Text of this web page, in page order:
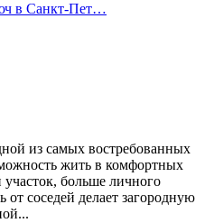
в Санкт-Пет…
из самых востребованных
жить в комфортных
больше личного
от соседей делает загородную